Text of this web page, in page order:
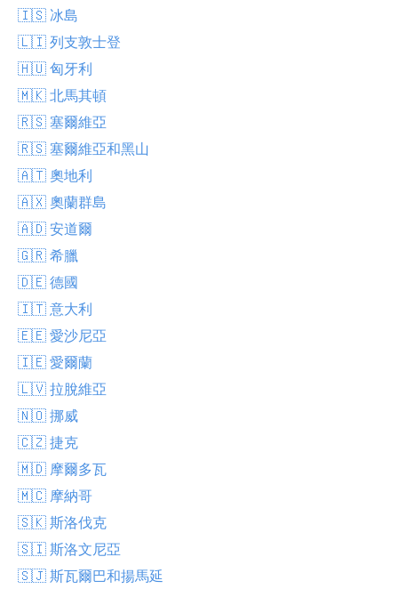
🇮🇸 冰島
🇱🇮 列支敦士登
🇭🇺 匈牙利
🇲🇰 北馬其頓
🇷🇸 塞爾維亞
🇷🇸 塞爾維亞和黑山
🇦🇹 奧地利
🇦🇽 奧蘭群島
🇦🇩 安道爾
🇬🇷 希臘
🇩🇪 德國
🇮🇹 意大利
🇪🇪 愛沙尼亞
🇮🇪 愛爾蘭
🇱🇻 拉脫維亞
🇳🇴 挪威
🇨🇿 捷克
🇲🇩 摩爾多瓦
🇲🇨 摩納哥
🇸🇰 斯洛伐克
🇸🇮 斯洛文尼亞
🇸🇯 斯瓦爾巴和揚馬延